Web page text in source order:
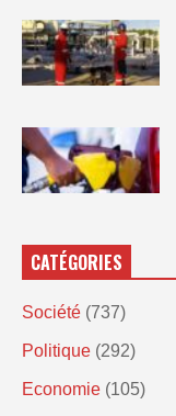
CATÉGORIES
Société (737)
Politique (292)
Economie (105)